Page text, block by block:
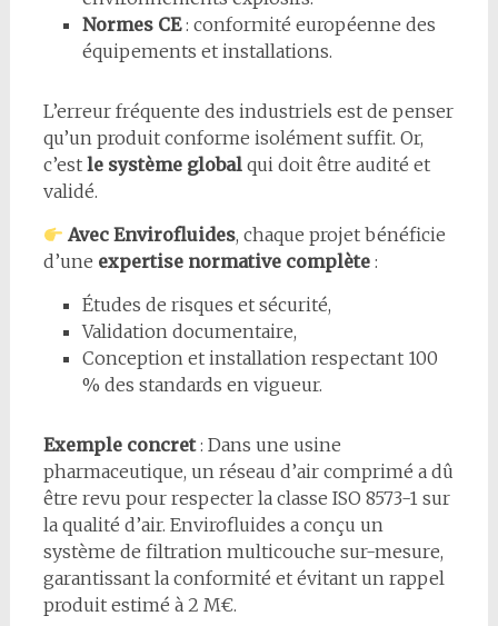
Normes CE: conformité européenne des
équipements et installations.
L’erreur fréquente des industriels est de penser
qu’un produit conforme isolément suffit. Or,
c’est le système globalqui doit être audité et
validé.
Avec Envirofluides, chaque projet bénéficie
d’une expertise normative complète:
Études de risques et sécurité,
Validation documentaire,
Conception et installation respectant 100
% des standards en vigueur.
Exemple concret: Dans une usine
pharmaceutique, un réseau d’air comprimé a dû
être revu pour respecter la classe ISO 8573-1 sur
la qualité d’air. Envirofluides a conçu un
système de filtration multicouche sur-mesure,
garantissant la conformité et évitant un rappel
produit estimé à 2 M€.